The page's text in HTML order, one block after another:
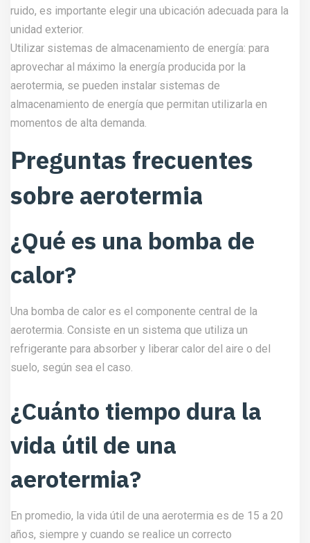
ruido, es importante elegir una ubicación adecuada para la
unidad exterior.
Utilizar sistemas de almacenamiento de energía: para
aprovechar al máximo la energía producida por la
aerotermia, se pueden instalar sistemas de
almacenamiento de energía que permitan utilizarla en
momentos de alta demanda.
Preguntas frecuentes
sobre aerotermia
¿Qué es una bomba de
calor?
Una bomba de calor es el componente central de la
aerotermia. Consiste en un sistema que utiliza un
refrigerante para absorber y liberar calor del aire o del
suelo, según sea el caso.
¿Cuánto tiempo dura la
vida útil de una
aerotermia?
En promedio, la vida útil de una aerotermia es de 15 a 20
años, siempre y cuando se realice un correcto